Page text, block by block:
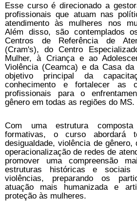
Esse curso é direcionado a
profissionais que atuam nas
atendimento às mulheres nos
Além disso, são contemplados
Centros de Referência de
(Cram's), do Centro
Mulher, à Criança e ao
Violência (Ceamca) e da Casa
objetivo principal da
conhecimento e fortalecer as
profissionais para o
gênero em todas as regiões do MS.
Com uma estrutura
formativas, o curso abordará
desigualdade, violência de
operacionalização de redes de
promover uma compreensão
estruturas históricas e sociais
violências, preparando os
atuação mais humanizada e
proteção às mulheres.